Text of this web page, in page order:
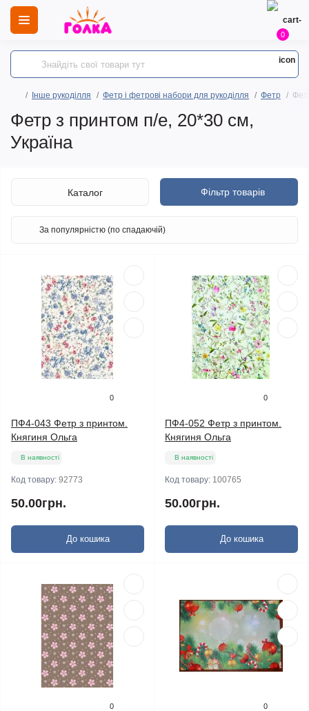
0
Інше рукоділля Фетр і фетрові набори для рукоділля Фетр
Фетр з принтом п/е, 20*30 см,
Україна
Фільтр товарів
Каталог
0
ПФ4-043 Фетр з принтом.
Княгиня Ольга
В наявності
Код товару: 92773
50.00грн.
До кошика
0
ПФ4-052 Фетр з принтом.
Княгиня Ольга
В наявності
Код товару: 100765
50.00грн.
До кошика
0 0